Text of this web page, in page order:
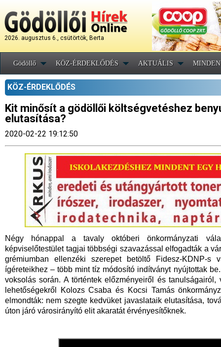
2026. augusztus 6., csütörtök, Berta
Gödöllő KÖZ-ÉRDEKLŐDÉS AKTUÁLIS
KÖZ-ÉRDEKLŐDÉS
Kit minősít a gödöllői költségvetéshez
elutasítása?
2020-02-22 19:12:50
Négy hónappal a tavaly októberi önkormányzati
képviselőtestület tagjai többségi szavazással elfogadták a
grémiumban ellenzéki szerepet betöltő Fidesz-KDNP-
ígéreteikhez – több mint tíz módosító indítványt nyújtottak
voksolás során. A történtek előzményeiről és
lehetőségekről Kolozs Csaba és Kocsi Tamás
elmondták: nem szegte kedvüket javaslataik elutasítása,
úton járó városirányító elit akaratát érvényesítőknek.